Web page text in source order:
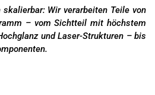
Wir verarbeiten Teile von
– vom Sichtteil mit höchstem
und Laser-Strukturen – bis